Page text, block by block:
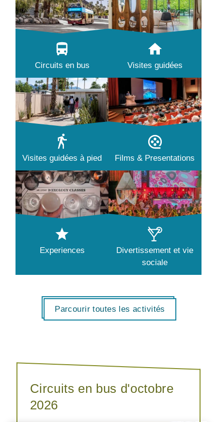
Circuits en bus Visites guidées
Visites guidées à pied Films & Presentations
Experiences
Divertissement et vie
sociale
Parcourir toutes les activités
Circuits en bus d'octobre
2026